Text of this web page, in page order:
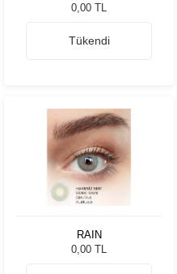
0,00 TL
Tükendi
RAIN
0,00 TL